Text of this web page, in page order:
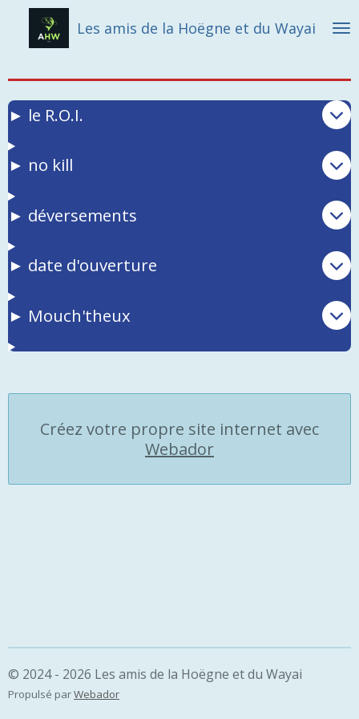
Passer
Les amis de la Hoëgne et du Wayai
► le R.O.I.
► no kill
► déversements
► date d'ouverture
► Mouch'theux
Créez votre propre site internet avec
Webador
© 2024 - 2026 Les amis de la Hoëgne et du Wayai
Propulsé parWebador